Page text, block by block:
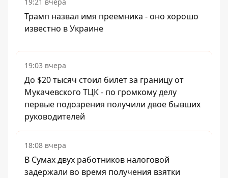
Трамп назвал имя преемника - оно хорошо
известно в Украине
19:03 вчера
До $20 тысяч стоил билет за границу от
Мукачевского ТЦК - по громкому делу
первые подозрения получили двое бывших
руководителей
18:08 вчера
В Сумах двух работников налоговой
задержали во время получения взятки